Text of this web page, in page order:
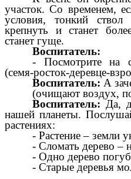
участок. Со временем,
условия, тонкий ствол
крепнуть и станет
станет гуще.
Воспитатель:
- Посмотрите на
(семя-росток-деревце-
Воспитатель:А
(очищают воздух,
Воспитатель: Да,
нашей планеты.
растениях:
- Растение – земли
- Сломать дерево –
- Одно дерево
- Старые деревья